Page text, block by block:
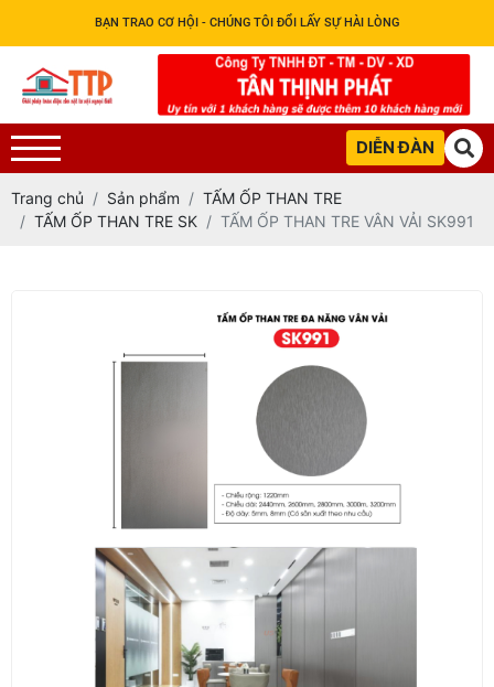
BẠN TRAO CƠ HỘI - CHÚNG TÔI ĐỔI LẤY SỰ HÀI LÒNG
DIỄN ĐÀN
Trang chủ Sản phẩm
TẤM ỐP THAN TRE
TẤM ỐP THAN TRE SK
TẤM ỐP THAN TRE VÂN VẢI SK991